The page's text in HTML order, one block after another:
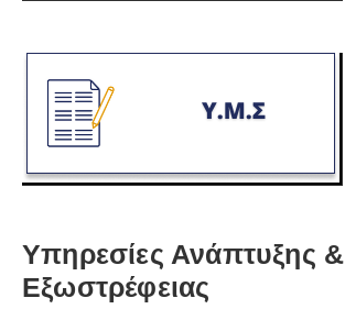
Υπηρεσίες Ανάπτυξης &
Εξωστρέφειας